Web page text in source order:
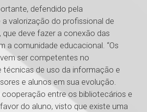
defendido pela
valorização do profissional de
que deve fazer a conexão das
a comunidade educacional. “Os
ser competentes no
técnicas de uso da informação e
e alunos em sua evolução.
cooperação entre os bibliotecários e
do aluno, visto que existe uma